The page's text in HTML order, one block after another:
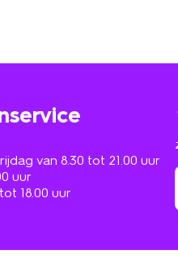
van 8.30 tot 21.00 uur
uur
18.00 uur